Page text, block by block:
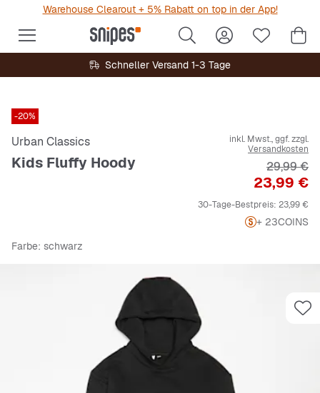
Warehouse Clearout + 5% Rabatt on top in der App!
Schneller Versand 1-3 Tage
-20%
Urban Classics
Kids Fluffy Hoody
inkl. Mwst., ggf. zzgl.
Versandkosten
Preis
23,99 €
29,99 €
30-Tage-Bestpreis: 23,99 €
+ 23COINS
Farbe: schwarz